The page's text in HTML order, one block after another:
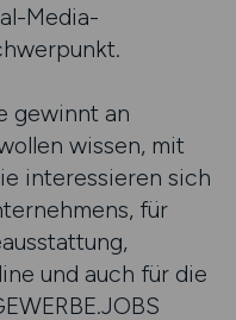
Media-
gewinnt an
wissen, mit
interessieren sich
für
und auch für die